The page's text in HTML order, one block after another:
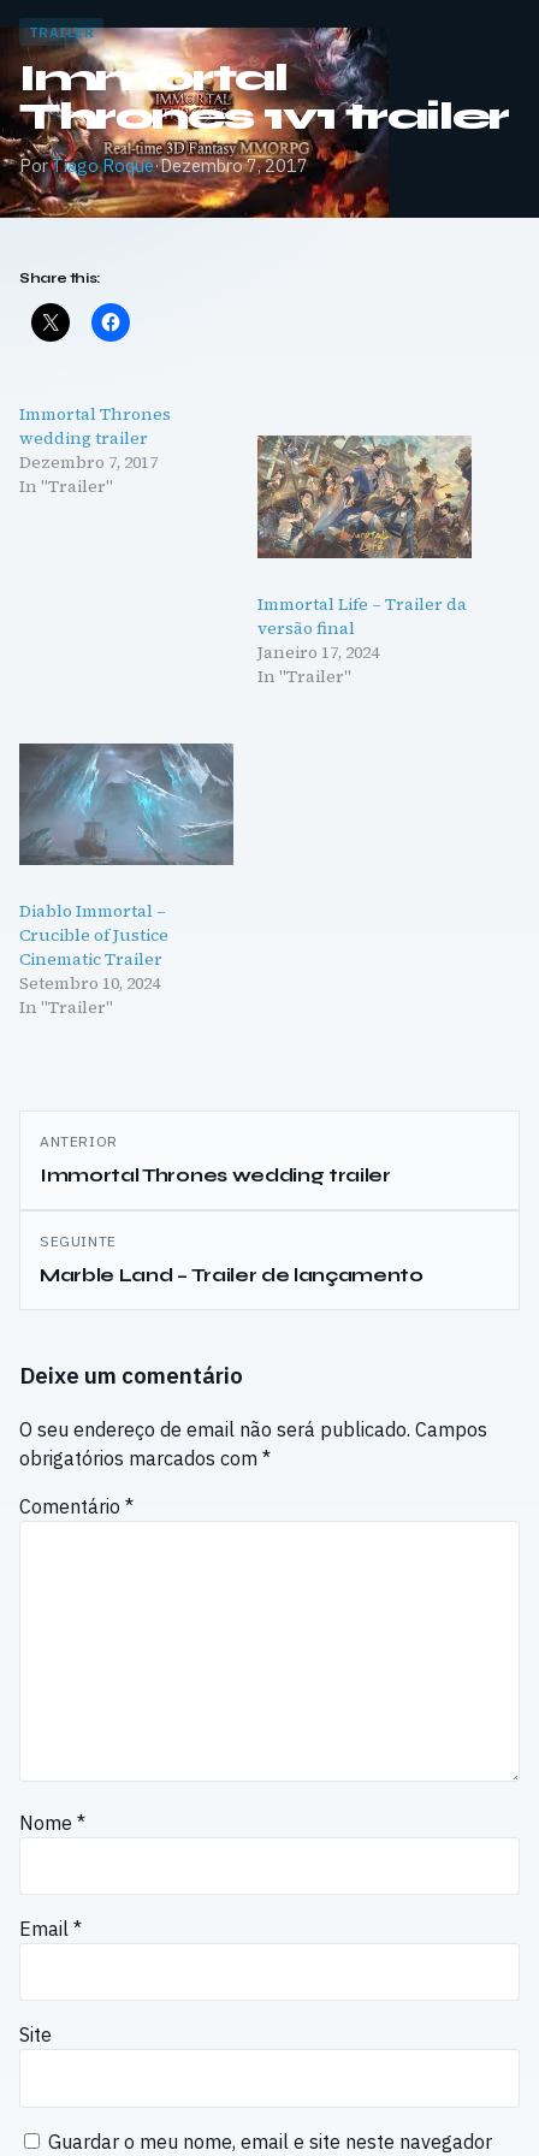
TRAILER
Immortal
Thrones 1v1 trailer
PorTiago Roque·Dezembro 7, 2017
Share this:
Immortal Thrones
wedding trailer
Dezembro 7, 2017
In "Trailer"
Immortal Life – Trailer da
versão final
Janeiro 17, 2024
In "Trailer"
Diablo Immortal –
Crucible of Justice
Cinematic Trailer
Setembro 10, 2024
In "Trailer"
Navegação
de
artigos
ANTERIOR
Immortal Thrones wedding trailer
SEGUINTE
Marble Land – Trailer de lançamento
Deixe um comentário
O seu endereço de email não será publicado. Campos
obrigatórios marcados com *
Comentário *
Nome *
Email *
Site
Guardar o meu nome, email e site neste navegador